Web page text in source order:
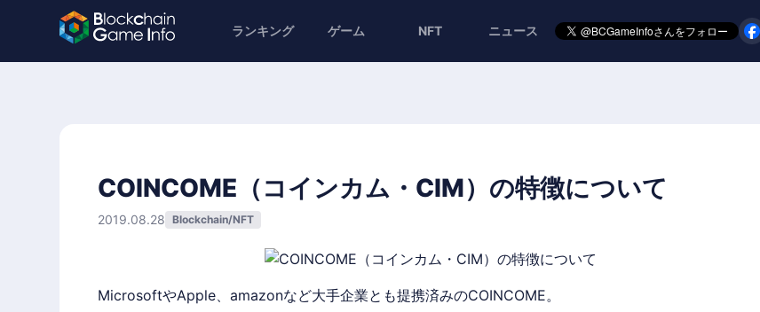
ランキング ゲーム NFT ニュース
COINCOME（コインカム・CIM）の特徴について
2019.08.28 Blockchain/NFT
MicrosoftやApple、amazonなど大手企業とも提携済みのCOINCOME。